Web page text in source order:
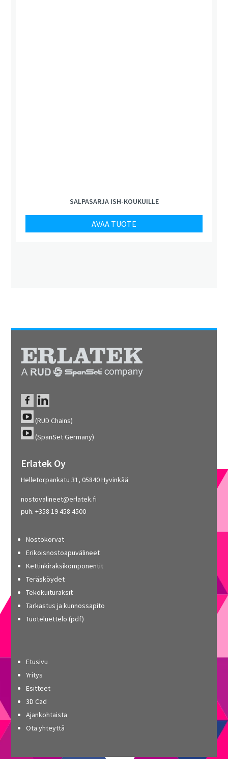
SALPASARJA ISH-KOUKUILLE
AVAA TUOTE
(RUD Chains)
(SpanSet Germany)
Erlatek Oy
Helletorpankatu 31, 05840 Hyvinkää
nostovalineet@erlatek.fi
puh. +358 19 458 4500
Nostokorvat
Erikoisnostoapuvälineet
Kettinkiraksikomponentit
Teräsköydet
Tekokuituraksit
Tarkastus ja kunnossapito
Tuoteluettelo (pdf)
Etusivu
Yritys
Esitteet
3D Cad
Ajankohtaista
Ota yhteyttä